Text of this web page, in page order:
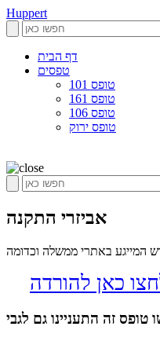
Huppert
דף הבית
טפסים
טופס 101
טופס 161
טופס 106
טופס ירוק
אביזרי התקנה
המייגע באתרי ממשלה וכדומה
כאן להורדה
זה התעניינו גם לגבי